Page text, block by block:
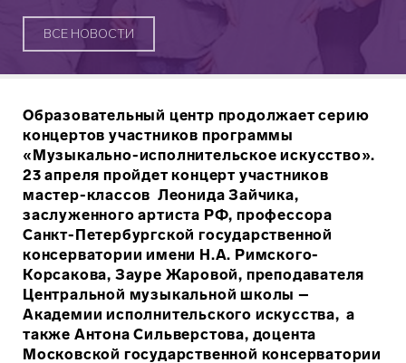
ВСЕ НОВОСТИ
Образовательный центр продолжает серию
концертов участников программы
«Музыкально-исполнительское искусство».
23 апреля пройдет концерт участников
мастер-классов Леонида Зайчика,
заслуженного артиста РФ, профессора
Санкт-Петербургской государственной
консерватории имени Н.А. Римского-
Корсакова, Зауре Жаровой, преподавателя
Центральной музыкальной школы –
Академии исполнительского искусства, а
также Антона Сильверстова, доцента
Московской государственной консерватории